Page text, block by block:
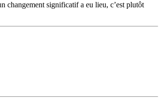
changement significatif a eu lieu, c’est plutôt